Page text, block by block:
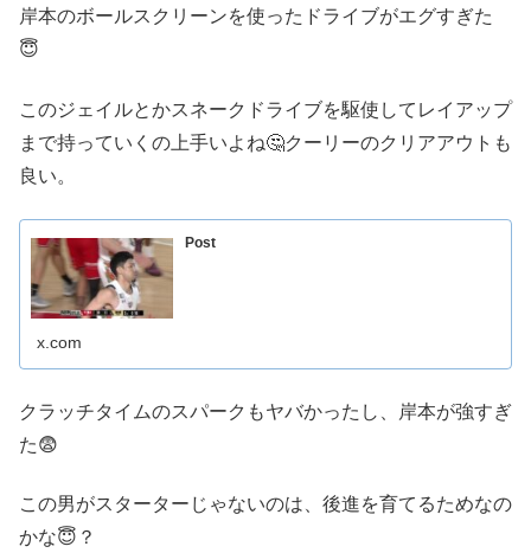
岸本のボールスクリーンを使ったドライブがエグすぎた
😇
このジェイルとかスネークドライブを駆使してレイアップ
まで持っていくの上手いよね🤔クーリーのクリアアウトも
良い。
Post
x.com
クラッチタイムのスパークもヤバかったし、岸本が強すぎ
た😨
この男がスターターじゃないのは、後進を育てるためなの
かな😇？